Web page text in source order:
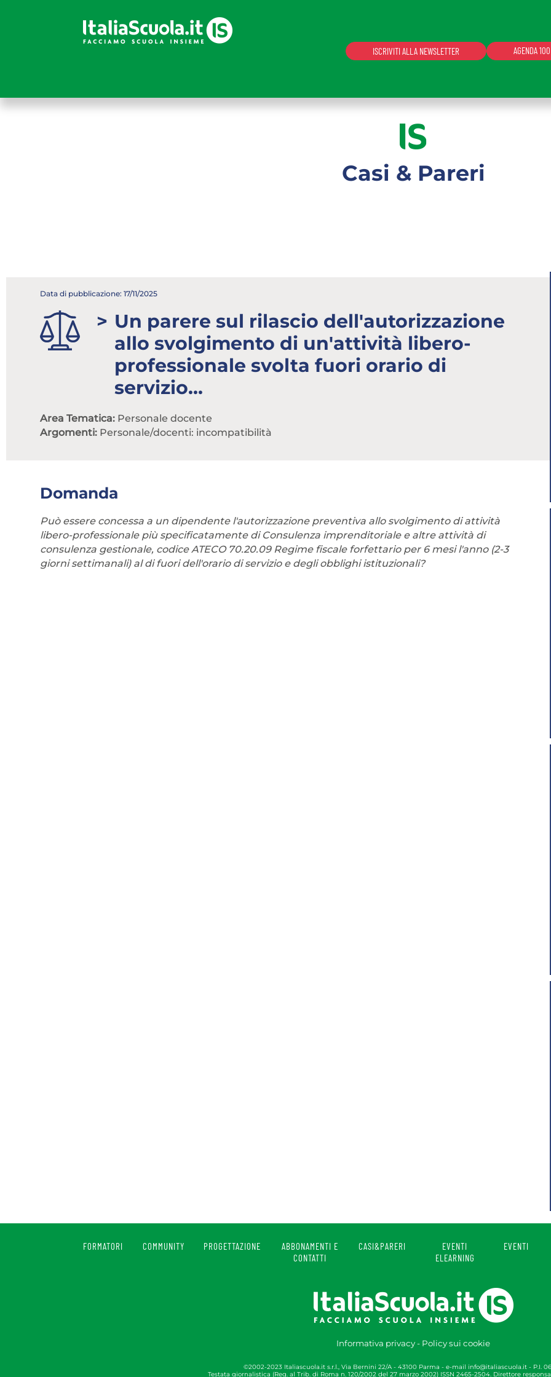
ISCRIVITI ALLA NEWSLETTER AGENDA
Se sei abbonato a Italiascuola.it, puoi accedere inserendo l'indirizzo email abilitato e la password
Casi & Pareri
Data di pubblicazione: 17/11/2025
Un parere sul rilascio dell'autorizzazione
allo svolgimento di un'attività libero-
professionale svolta fuori orario di
servizio...
Area Tematica: Personale docente
Argomenti: Personale/docenti: incompatibilità
Domanda
Può essere concessa a un dipendente l'autorizzazione preventiva allo svolgimento di attività
libero-professionale più specificatamente di Consulenza imprenditoriale e altre attività di
consulenza gestionale, codice ATECO 70.20.09 Regime fiscale forfettario per 6 mesi l'anno (2-3
giorni settimanali) al di fuori dell'orario di servizio e degli obblighi istituzionali?
FORMATORI COMMUNITY PROGETTAZIONE
ABBONAMENTI E
CONTATTI
CASI&PARERI
EVENTI
ELEARNING
EVENTI
Informativa privacy- Policy sui cookie
©2002-2023 Italiascuola.it s.r.l., Via Bernini 22/A - 43100 Parma - e-mail info@italiascuola.it- P.I.
Testata giornalistica (Reg. al Trib. di Roma n. 120/2002 del 27 marzo 2002) ISSN 2465-2504. Direttore